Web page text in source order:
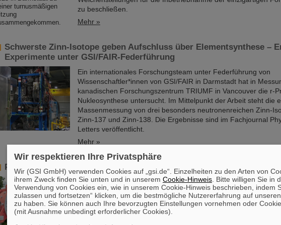
zu beschließen.
Mehr »
Schwerste Zinn-Isotope geben Aufschluss über Elementsynthese –
Experimente unter GSI/FAIR-Federführung
Ein internationales Forschungsteam unter Federführung von
Wissenschaftler*innen von GSI/FAIR in Darmstadt hat in
kanadischen Forschungszentrum TRIUMF in Vancouver die r-
Nukleosynthese untersucht. Im Mittelpunkt der Arbeit steht die
Massenmessung von drei besonders neutronenreichen Zinn-
Zinn-137 und Zinn-138. Die Ergebnisse sind im Fachjournal
Letters veröffentlicht.
Mehr »
Professur an der Goethe-Universität Frankfurt für Dr. Ralph Aßmann
Dr. Ralph Aßmann wurde auf eine Kooperationsprofessur im
der Goethe-Universität berufen. Der auf dem Gebiet der
international ausgewiesene Experte leitet den Bereich
-entwicklung (ACC)“ bei GSI/FAIR. In dieser Funktion ist
Wir respektieren Ihre Privatsphäre
Wir (GSI GmbH) verwenden Cookies auf „gsi.de“. Einzelheiten zu den Arten von
ihrem Zweck finden Sie unten und in unserem Cookie-Hinweis . Bitte willigen Sie in
Verwendung von Cookies ein, wie in unserem Cookie-Hinweis beschrieben, indem
zulassen und fortsetzen“ klicken, um die bestmögliche Nutzererfahrung auf
zu haben. Sie können auch Ihre bevorzugten Einstellungen vornehmen oder
(mit Ausnahme unbedingt erforderlicher Cookies).